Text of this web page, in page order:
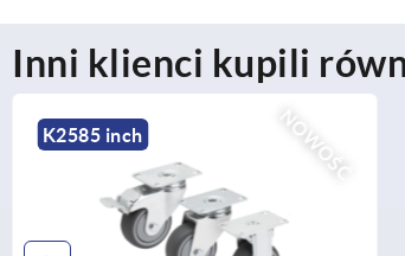
Inni klienci kupili
NOWOŚĆ
K2590 inch